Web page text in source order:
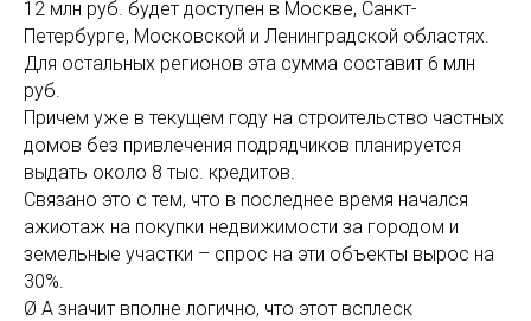
12 млн руб. будет доступен в Москве, Санкт-
Петербурге, Московской и Ленинградской областях.
Для остальных регионов эта сумма составит 6 млн
руб.
Причем уже в текущем году на строительство частных
домов без привлечения подрядчиков планируется
выдать около 8 тыс. кредитов.
Связано это с тем, что в последнее время начался
ажиотаж на покупки недвижимости за городом и
земельные участки – спрос на эти объекты вырос на
30%.
Ø А значит вполне логично, что этот всплеск